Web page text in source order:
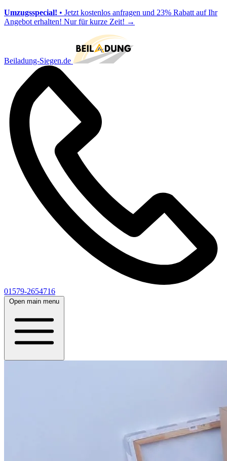
Umzugsspecial! • Jetzt kostenlos anfragen und 23% Rabatt auf Ihr
Angebot erhalten! Nur für kurze Zeit! →
Beiladung-Siegen.de
01579-2654716
Open main menu